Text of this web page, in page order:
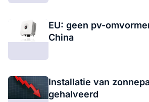
EU: geen pv-
China
Installatie van
gehalveerd